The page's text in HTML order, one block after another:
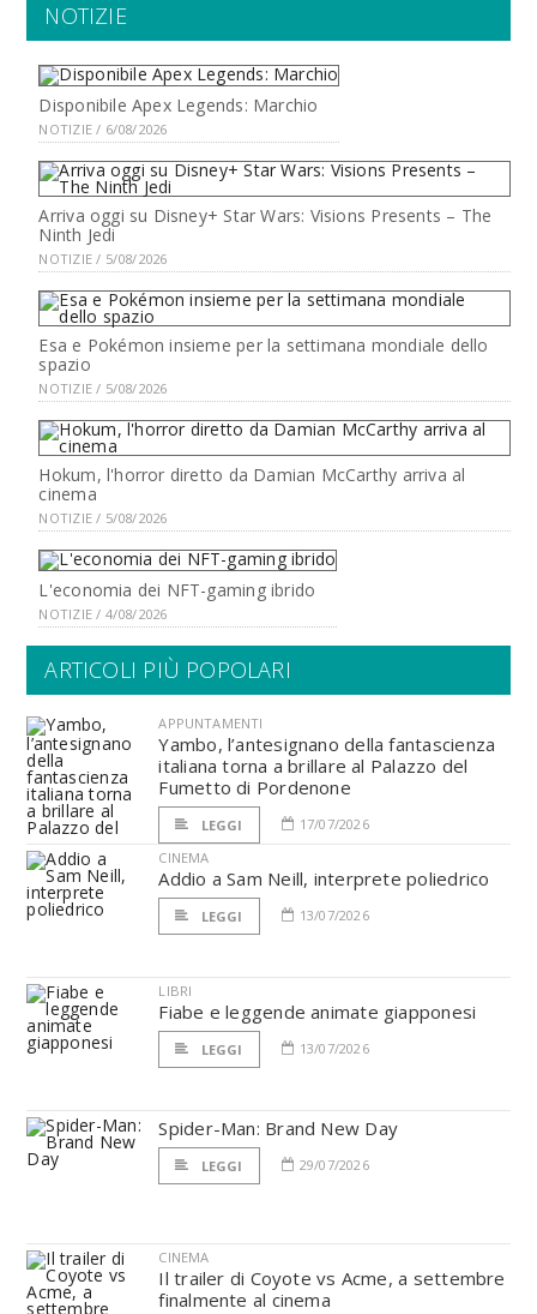
NOTIZIE
Disponibile Apex Legends: Marchio
NOTIZIE / 6/08/2026
Arriva oggi su Disney+ Star Wars: Visions Presents – The
Ninth Jedi
NOTIZIE / 5/08/2026
Esa e Pokémon insieme per la settimana mondiale dello
spazio
NOTIZIE / 5/08/2026
Hokum, l'horror diretto da Damian McCarthy arriva al
cinema
NOTIZIE / 5/08/2026
L'economia dei NFT-gaming ibrido
NOTIZIE / 4/08/2026
ARTICOLI PIÙ POPOLARI
APPUNTAMENTI
Yambo, l’antesignano della fantascienza
italiana torna a brillare al Palazzo del
Fumetto di Pordenone
LEGGI
17/07/2026
CINEMA
Addio a Sam Neill, interprete poliedrico
LEGGI 13/07/2026
LIBRI
Fiabe e leggende animate giapponesi
LEGGI 13/07/2026
Spider-Man: Brand New Day
LEGGI 29/07/2026
CINEMA
Il trailer di Coyote vs Acme, a settembre
finalmente al cinema